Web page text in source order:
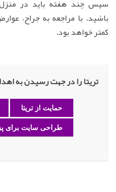
سپس چند هفته باید در
باشید. با مراجعه به جراح،
کمتر خواهد بود.
تریتا را در جهت رسیدن به
حمایت از تریتا
طراحی سایت برای